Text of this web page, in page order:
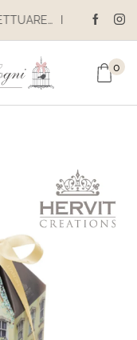
IL SITO È IN MANUTENZIONE. NON EFFETTUARE ACQUISTI. LE SPEDIZIONI SONO SOSPESE
0